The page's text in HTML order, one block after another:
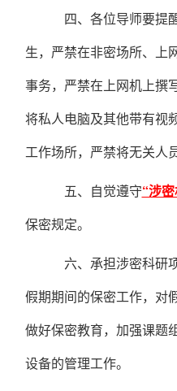
四、各位导师要提
生，严禁在非密场所、上
事务，严禁在上网机上撰
将私人电脑及其他带有视
工作场所，严禁将无关人
五、自觉遵守“涉
保密规定。
六、承担涉密科研
假期期间的保密工作，对
做好保密教育，加强课题
设备的管理工作。